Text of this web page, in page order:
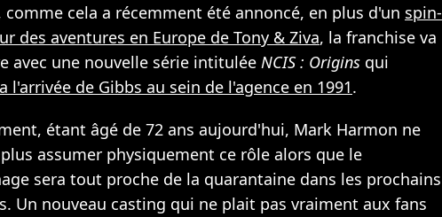
comme cela a récemment été annoncé, en plus d'un spin-
des aventures en Europe de Tony & Ziva, la franchise va
avec une nouvelle série intitulée NCIS : Origins qui
l'arrivée de Gibbs au sein de l'agence en 1991.
étant âgé de 72 ans aujourd'hui, Mark Harmon ne
assumer physiquement ce rôle alors que le
sera tout proche de la quarantaine dans les prochains
Un nouveau casting qui ne plait pas vraiment aux fans